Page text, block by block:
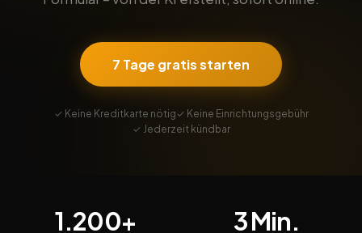
7 Tage gratis starten
✓ Keine Kreditkarte nötig✓ Keine Einrichtungsgebühr
✓ Jederzeit kündbar
1.200+ 3 Min.